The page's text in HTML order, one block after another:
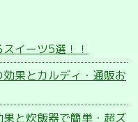
イーツ5選！！
効果とカルディ・通販お
と炊飯器で簡単・超ズ